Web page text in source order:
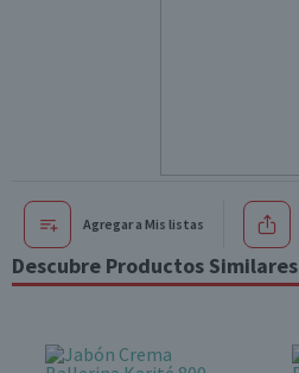
Agregar a Mis listas
Descubre Productos Similares